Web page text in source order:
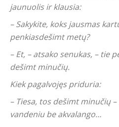
jaunuolis ir klausia:
– Sakykite, koks jausmas
penkiasdešimt metų?
– Et, – atsako senukas, – tie
dešimt minučių.
Kiek pagalvojęs priduria:
– Tiesa, tos dešimt minučių
vandeniu be akvalango…